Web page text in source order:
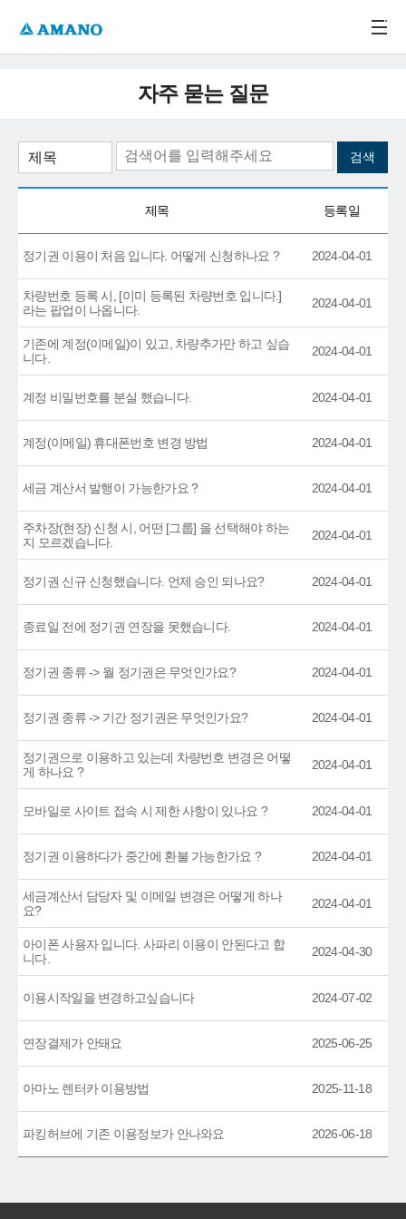
자주 묻는 질문
제목 등록일
정기권 이용이 처음 입니다. 어떻게 신청하나요 ? 2024-04-01
차량번호 등록 시, [이미 등록된 차량번호 입니다.]
라는 팝업이 나옵니다.
2024-04-01
기존에 계정(이메일)이 있고, 차량추가만 하고 싶습
니다.
2024-04-01
계정 비밀번호를 분실 했습니다. 2024-04-01
계정(이메일) 휴대폰번호 변경 방법 2024-04-01
세금 계산서 발행이 가능한가요 ? 2024-04-01
주차장(현장) 신청 시, 어떤 [그룹] 을 선택해야 하는
지 모르겠습니다.
2024-04-01
정기권 신규 신청했습니다. 언제 승인 되나요? 2024-04-01
종료일 전에 정기권 연장을 못했습니다. 2024-04-01
정기권 종류 -> 월 정기권은 무엇인가요? 2024-04-01
정기권 종류 -> 기간 정기권은 무엇인가요? 2024-04-01
정기권으로 이용하고 있는데 차량번호 변경은 어떻
게 하나요 ?
2024-04-01
모바일로 사이트 접속 시 제한 사항이 있나요 ? 2024-04-01
정기권 이용하다가 중간에 환불 가능한가요 ? 2024-04-01
세금계산서 담당자 및 이메일 변경은 어떻게 하나
요?
2024-04-01
아이폰 사용자 입니다. 사파리 이용이 안된다고 합
니다.
2024-04-30
이용시작일을 변경하고싶습니다 2024-07-02
연장결제가 안돼요 2025-06-25
아마노 렌터카 이용방법 2025-11-18
파킹허브에 기존 이용정보가 안나와요 2026-06-18